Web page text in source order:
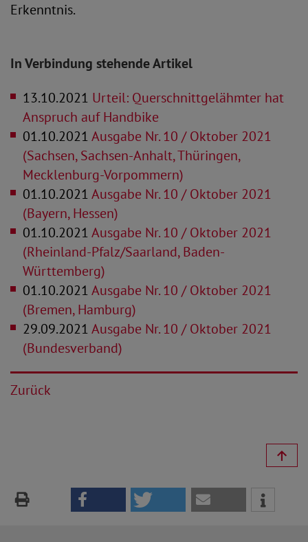
Erkenntnis.
In Verbindung stehende Artikel
13.10.2021 Urteil: Querschnittgelähmter hat
Anspruch auf Handbike
01.10.2021Ausgabe Nr. 10 / Oktober 2021
(Sachsen, Sachsen-Anhalt, Thüringen,
Mecklenburg-Vorpommern)
01.10.2021Ausgabe Nr. 10 / Oktober 2021
(Bayern, Hessen)
01.10.2021Ausgabe Nr. 10 / Oktober 2021
(Rheinland-Pfalz/Saarland, Baden-
Württemberg)
01.10.2021Ausgabe Nr. 10 / Oktober 2021
(Bremen, Hamburg)
29.09.2021Ausgabe Nr. 10 / Oktober 2021
(Bundesverband)
Zurück